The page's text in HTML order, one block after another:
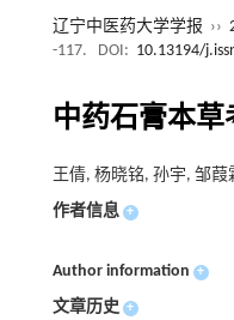
辽宁中医药大学学报 ››
-117.
DOI: 10.13194/
中药石膏本草
王倩, 杨晓铭, 孙宇, 邹
作者信息 +
Author information +
文章历史 +